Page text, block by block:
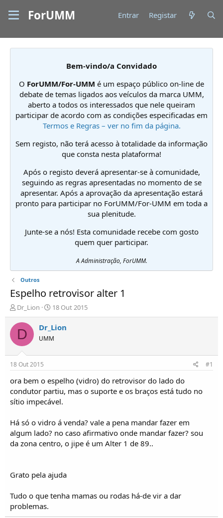
ForUMM Entrar Registar
Bem-vindo/a Convidado
O ForUMM/For-UMM é um espaço público on-line de
debate de temas ligados aos veículos da marca UMM,
aberto a todos os interessados que nele queiram
participar de acordo com as condições especificadas em
Termos e Regras – ver no fim da página.
Sem registo, não terá acesso à totalidade da informação
que consta nesta plataforma!
Após o registo deverá apresentar-se à comunidade,
seguindo as regras apresentadas no momento de se
apresentar. Após a aprovação da apresentação estará
pronto para participar no ForUMM/For-UMM em toda a
sua plenitude.
Junte-se a nós! Esta comunidade recebe com gosto
quem quer participar.
A Administração, ForUMM.
Outros
Espelho retrovisor alter 1
I
n
i
i
d
o
r
e
T
p
i
c
Dr_Lion
D
a
t
d
í
i
o
18 Out 2015
D Dr_Lion
UMM
18 Out 2015 #1
ora bem o espelho (vidro) do retrovisor do lado do
condutor partiu, mas o suporte e os braços está tudo no
sítio impecável.
Há só o vidro á venda? vale a pena mandar fazer em
algum lado? no caso afirmativo onde mandar fazer? sou
da zona centro, o jipe é um Alter 1 de 89..
Grato pela ajuda
Tudo o que tenha mamas ou rodas há-de vir a dar
problemas.